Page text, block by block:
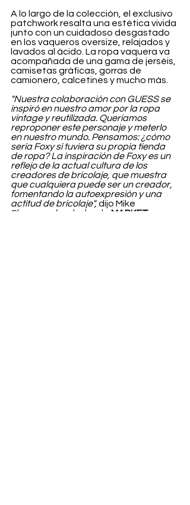
A lo largo de la colección, el exclusivo
patchwork resalta una estética vivida
junto con un cuidadoso desgastado
en los vaqueros oversize, relajados y
lavados al ácido. La ropa vaquera va
acompañada de una gama de jerséis,
camisetas gráficas, gorras de
camionero, calcetines y mucho más.
"Nuestra colaboración con GUESS se
inspiró en nuestro amor por la ropa
vintage y reutilizada. Queríamos
reproponer este personaje y meterlo
en nuestro mundo. Pensamos: ¿cómo
sería Foxy si tuviera su propia tienda
de ropa? La inspiración de Foxy es un
reflejo de la actual cultura de los
creadores de bricolaje, que muestra
que cualquiera puede ser un creador,
fomentando la autoexpresión y una
actitud de bricolaje", dijo Mike
Cherman, fundador de MARKET.